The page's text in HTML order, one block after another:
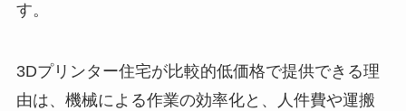
す。
3Dプリンター住宅が比較的低価格で提供できる理
由は、機械による作業の効率化と、人件費や運搬